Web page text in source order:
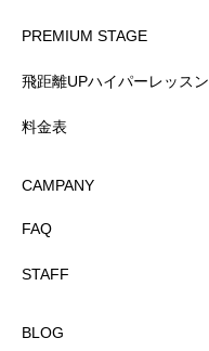
PREMIUM STAGE
飛距離UPハイパーレッスン
料金表
CAMPANY
FAQ
STAFF
BLOG